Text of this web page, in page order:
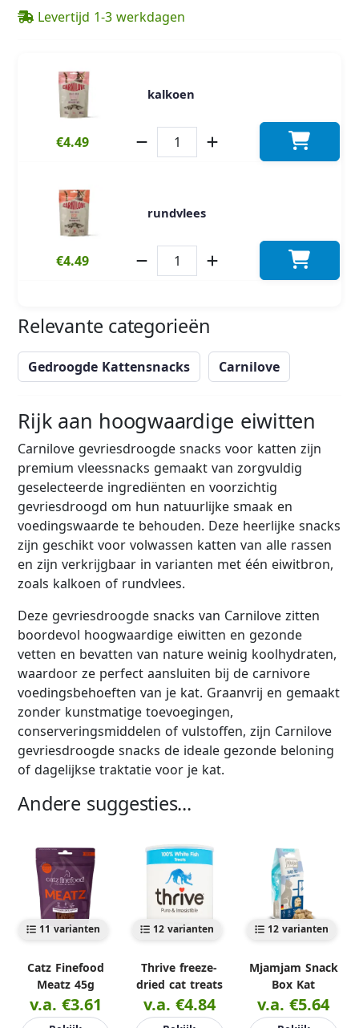
Levertijd 1-3 werkdagen
kalkoen
€4.49
rundvlees
€4.49
Relevante categorieën
Gedroogde Kattensnacks Carnilove
Rijk aan hoogwaardige eiwitten
Carnilove gevriesdroogde snacks voor katten zijn
premium vleessnacks gemaakt van zorgvuldig
geselecteerde ingrediënten en voorzichtig
gevriesdroogd om hun natuurlijke smaak en
voedingswaarde te behouden. Deze heerlijke snacks
zijn geschikt voor volwassen katten van alle rassen
en zijn verkrijgbaar in varianten met één eiwitbron,
zoals kalkoen of rundvlees.
Deze gevriesdroogde snacks van Carnilove zitten
boordevol hoogwaardige eiwitten en gezonde
vetten en bevatten van nature weinig koolhydraten,
waardoor ze perfect aansluiten bij de carnivore
voedingsbehoeften van je kat. Graanvrij en gemaakt
zonder kunstmatige toevoegingen,
conserveringsmiddelen of vulstoffen, zijn Carnilove
gevriesdroogde snacks de ideale gezonde beloning
of dagelijkse traktatie voor je kat.
Andere suggesties...
11 varianten
Catz Finefood
Meatz 45g
v.a. €3.61
12 varianten
Thrive freeze-
dried cat treats
v.a. €4.84
12 varianten
Mjamjam Snack
Box Kat
v.a. €5.64